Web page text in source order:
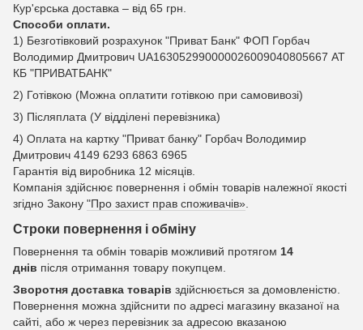
Кур'єрська доставка – від 65 грн.
Способи оплати.
1) Безготівковий розрахунок "Приват Банк" ФОП Горбач
Володимир Дмитрович UA163052990000026009040805667 АТ
КБ "ПРИВАТБАНК"
2) Готівкою (Можна оплатити готівкою при самовивозі)
3) Післяплата (У відділені перевізника)
4) Оплата на картку "Приват банку" Горбач Володимир
Дмитрович 4149 6293 6863 6965
Гарантія від виробника 12 місяців.
Компанія здійснює повернення і обмін товарів належної якості
згідно Закону "Про захист прав споживачів».
Строки повернення і обміну
Повернення та обмін товарів можливий протягом 14
днів після отримання товару покупцем.
Зворотня доставка товарів здійснюється за домовленістю.
Повернення можна здійснити по адресі магазину вказаної на
сайті, або ж через перевізник за адресою вказаною